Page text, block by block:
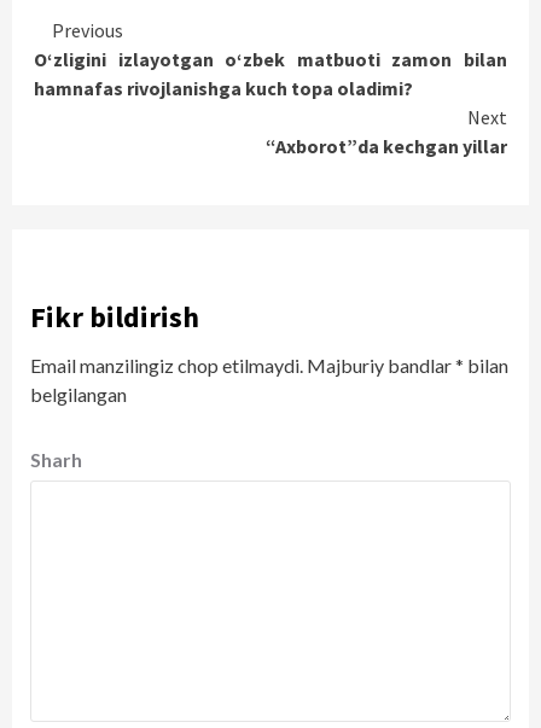
Continue
Reading
Previous
O‘zligini izlayotgan o‘zbek matbuoti zamon bilan
hamnafas rivojlanishga kuch topa oladimi?
Next
“Axborot”da kechgan yillar
Fikr bildirish
Email manzilingiz chop etilmaydi. Majburiy bandlar* bilan
belgilangan
Sharh